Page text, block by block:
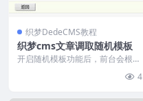
织梦DedeCMS教程
织梦cms文章调取随机模板
开启随机模板功能后，前台会根据
4